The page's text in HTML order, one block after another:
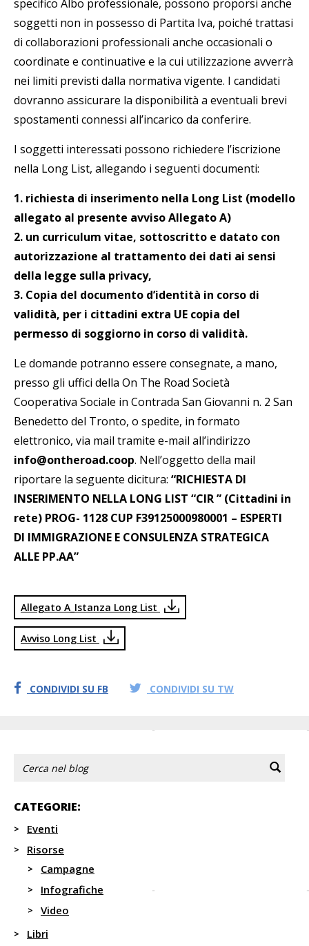
specifico Albo professionale, possono proporsi anche
soggetti non in possesso di Partita Iva, poiché trattasi
di collaborazioni professionali anche occasionali o
coordinate e continuative e la cui utilizzazione avverrà
nei limiti previsti dalla normativa vigente. I candidati
dovranno assicurare la disponibilità a eventuali brevi
spostamenti connessi all’incarico da conferire.
I soggetti interessati possono richiedere l’iscrizione
nella Long List, allegando i seguenti documenti:
1. richiesta di inserimento nella Long List (modello
allegato al presente avviso Allegato A)
2. un curriculum vitae, sottoscritto e datato con
autorizzazione al trattamento dei dati ai sensi
della legge sulla privacy,
3. Copia del documento d’identità in corso di
validità, per i cittadini extra UE copia del
permesso di soggiorno in corso di validità.
Le domande potranno essere consegnate, a mano,
presso gli uffici della On The Road Società
Cooperativa Sociale in Contrada San Giovanni n. 2 San
Benedetto del Tronto, o spedite, in formato
elettronico, via mail tramite e-mail all’indirizzo
info@ontheroad.coop. Nell’oggetto della mail
riportare la seguente dicitura: “RICHIESTA DI
INSERIMENTO NELLA LONG LIST “CIR ” (Cittadini in
rete) PROG- 1128 CUP F39125000980001 – ESPERTI
DI IMMIGRAZIONE E CONSULENZA STRATEGICA
ALLE PP.AA”
Allegato A_Istanza Long List
Avviso Long List
CONDIVIDI SU FB CONDIVIDI SU TW
CATEGORIE:
Eventi
Risorse
Campagne
Infografiche
Video
Libri